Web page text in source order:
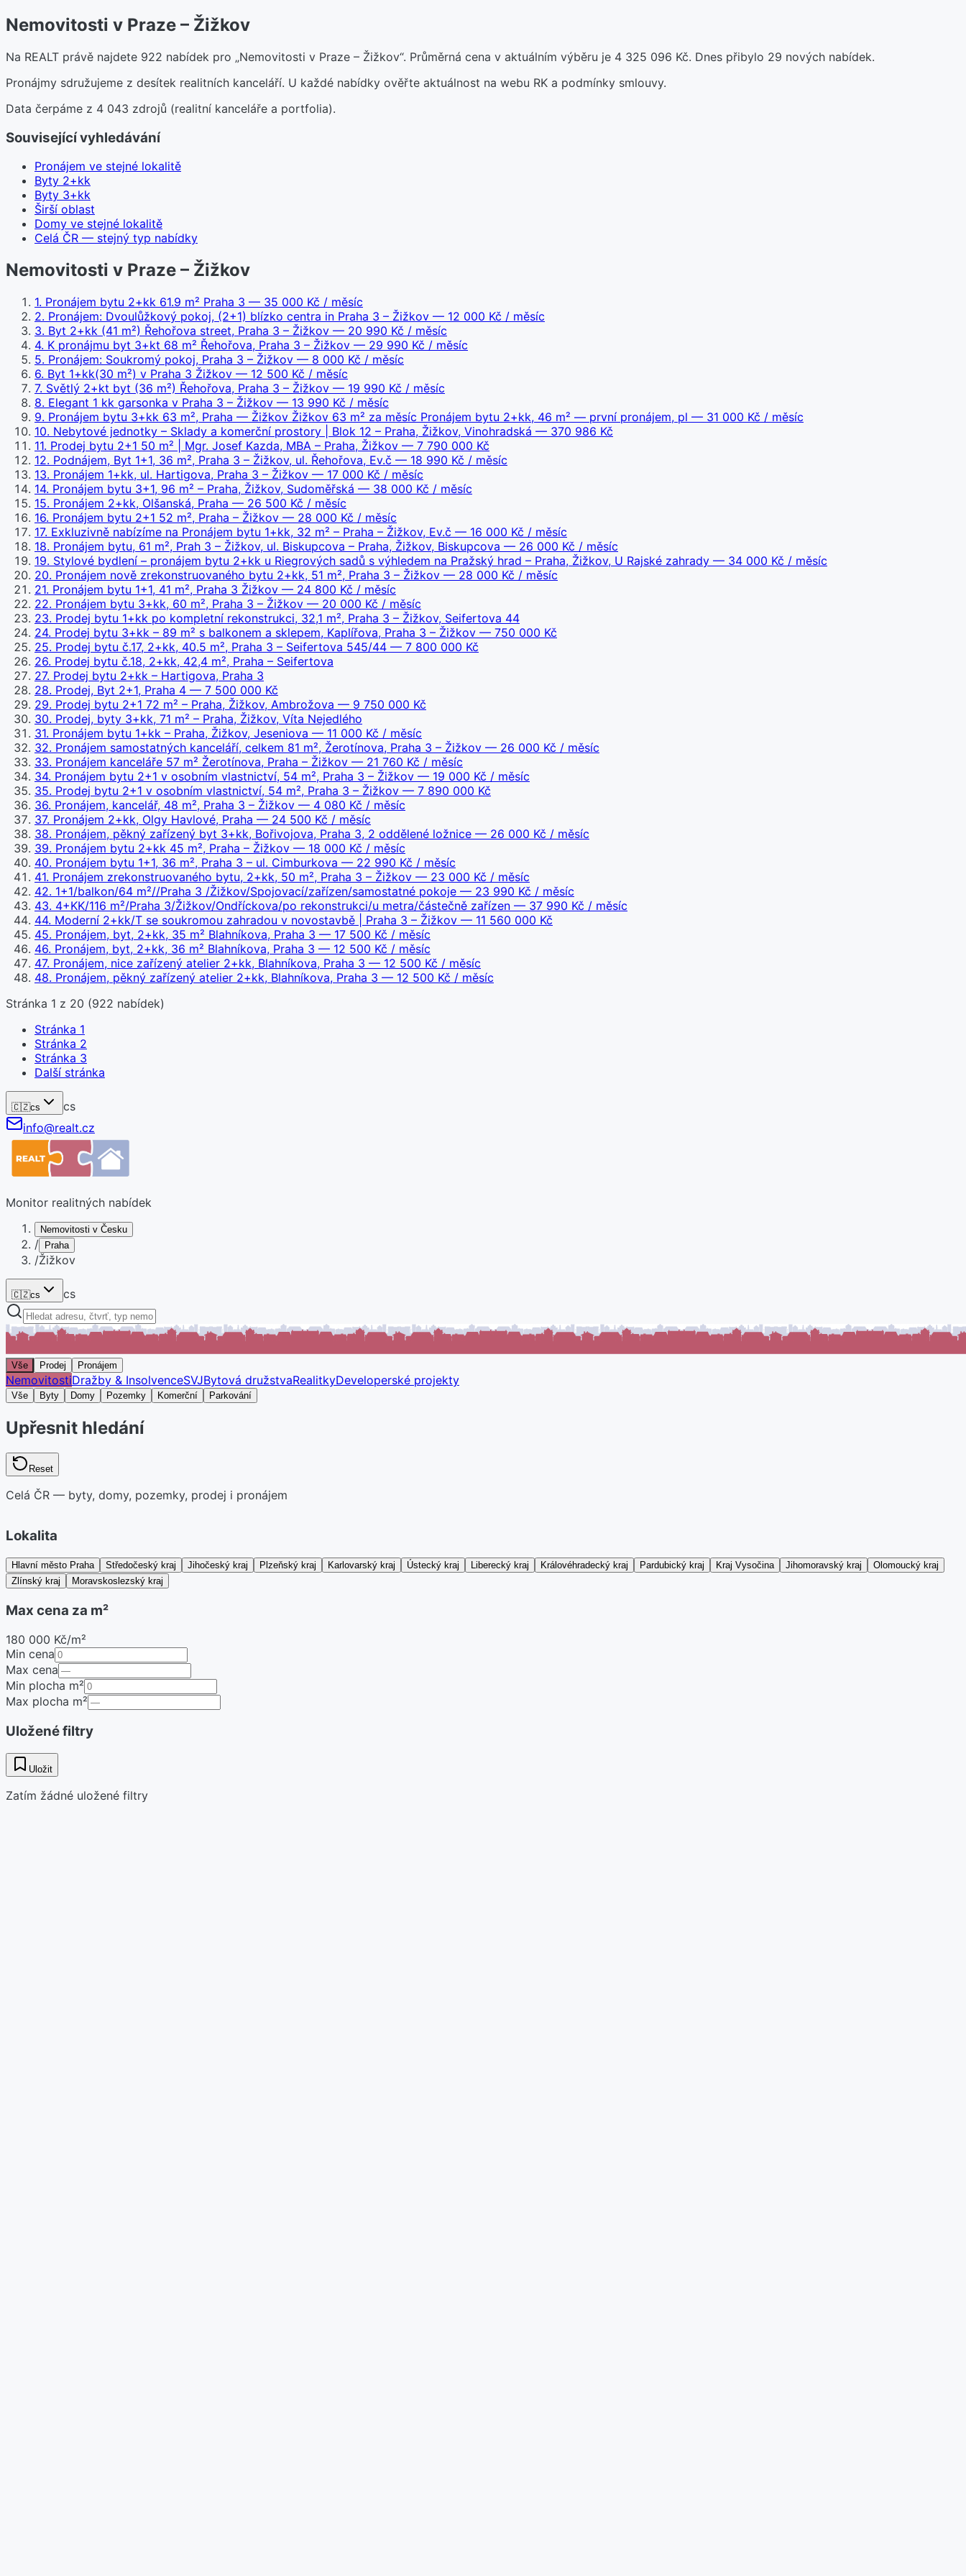
Nemovitosti v Praze – Žižkov
Na REALT právě najdete 922 nabídek pro „Nemovitosti v Praze – Žižkov“. Průměrná cena v aktuálním výběru je 4 325 096 Kč. Dnes přibylo 29 nových nabídek.
Pronájmy sdružujeme z desítek realitních kanceláří. U každé nabídky ověřte aktuálnost na webu RK a podmínky smlouvy.
Data čerpáme z 4 043 zdrojů (realitní kanceláře a portfolia).
Související vyhledávání
Pronájem ve stejné lokalitě
Byty 2+kk
Byty 3+kk
Širší oblast
Domy ve stejné lokalitě
Celá ČR — stejný typ nabídky
Nemovitosti v Praze – Žižkov
1. Pronájem bytu 2+kk 61.9 m² Praha 3 — 35 000 Kč / měsíc
2. Pronájem: Dvoulůžkový pokoj, (2+1) blízko centra in Praha 3 – Žižkov — 12 000 Kč / měsíc
3. Byt 2+kk (41 m²) Řehořova street, Praha 3 – Žižkov — 20 990 Kč / měsíc
4. K pronájmu byt 3+kt 68 m² Řehořova, Praha 3 – Žižkov — 29 990 Kč / měsíc
5. Pronájem: Soukromý pokoj, Praha 3 – Žižkov — 8 000 Kč / měsíc
6. Byt 1+kk(30 m²) v Praha 3 Žižkov — 12 500 Kč / měsíc
7. Světlý 2+kt byt (36 m²) Řehořova, Praha 3 – Žižkov — 19 990 Kč / měsíc
8. Elegant 1 kk garsonka v Praha 3 – Žižkov — 13 990 Kč / měsíc
9. Pronájem bytu 3+kk 63 m², Praha — Žižkov Žižkov 63 m² za měsíc Pronájem bytu 2+kk, 46 m² — první pronájem, pl — 31 000 Kč / měsíc
10. Nebytové jednotky – Sklady a komerční prostory | Blok 12 – Praha, Žižkov, Vinohradská — 370 986 Kč
11. Prodej bytu 2+1 50 m² | Mgr. Josef Kazda, MBA – Praha, Žižkov — 7 790 000 Kč
12. Podnájem, Byt 1+1, 36 m², Praha 3 – Žižkov, ul. Řehořova, Ev.č — 18 990 Kč / měsíc
13. Pronájem 1+kk, ul. Hartigova, Praha 3 – Žižkov — 17 000 Kč / měsíc
14. Pronájem bytu 3+1, 96 m² – Praha, Žižkov, Sudoměřská — 38 000 Kč / měsíc
15. Pronájem 2+kk, Olšanská, Praha — 26 500 Kč / měsíc
16. Pronájem bytu 2+1 52 m², Praha – Žižkov — 28 000 Kč / měsíc
17. Exkluzivně nabízíme na Pronájem bytu 1+kk, 32 m² – Praha – Žižkov, Ev.č — 16 000 Kč / měsíc
18. Pronájem bytu, 61 m², Prah 3 – Žižkov, ul. Biskupcova – Praha, Žižkov, Biskupcova — 26 000 Kč / měsíc
19. Stylové bydlení – pronájem bytu 2+kk u Riegrových sadů s výhledem na Pražský hrad – Praha, Žižkov, U Rajské zahrady — 34 000 Kč / měsíc
20. Pronájem nově zrekonstruovaného bytu 2+kk, 51 m², Praha 3 – Žižkov — 28 000 Kč / měsíc
21. Pronájem bytu 1+1, 41 m², Praha 3 Žižkov — 24 800 Kč / měsíc
22. Pronájem bytu 3+kk, 60 m², Praha 3 – Žižkov — 20 000 Kč / měsíc
23. Prodej bytu 1+kk po kompletní rekonstrukci, 32,1 m², Praha 3 – Žižkov, Seifertova 44
24. Prodej bytu 3+kk – 89 m² s balkonem a sklepem, Kaplířova, Praha 3 – Žižkov — 750 000 Kč
25. Prodej bytu č.17, 2+kk, 40.5 m², Praha 3 – Seifertova 545/44 — 7 800 000 Kč
26. Prodej bytu č.18, 2+kk, 42,4 m², Praha – Seifertova
27. Prodej bytu 2+kk – Hartigova, Praha 3
28. Prodej, Byt 2+1, Praha 4 — 7 500 000 Kč
29. Prodej bytu 2+1 72 m² – Praha, Žižkov, Ambrožova — 9 750 000 Kč
30. Prodej, byty 3+kk, 71 m² – Praha, Žižkov, Víta Nejedlého
31. Pronájem bytu 1+kk – Praha, Žižkov, Jeseniova — 11 000 Kč / měsíc
32. Pronájem samostatných kanceláří, celkem 81 m², Žerotínova, Praha 3 – Žižkov — 26 000 Kč / měsíc
33. Pronájem kanceláře 57 m² Žerotínova, Praha – Žižkov — 21 760 Kč / měsíc
34. Pronájem bytu 2+1 v osobním vlastnictví, 54 m², Praha 3 – Žižkov — 19 000 Kč / měsíc
35. Prodej bytu 2+1 v osobním vlastnictví, 54 m², Praha 3 – Žižkov — 7 890 000 Kč
36. Pronájem, kancelář, 48 m², Praha 3 – Žižkov — 4 080 Kč / měsíc
37. Pronájem 2+kk, Olgy Havlové, Praha — 24 500 Kč / měsíc
38. Pronájem, pěkný zařízený byt 3+kk, Bořivojova, Praha 3, 2 oddělené ložnice — 26 000 Kč / měsíc
39. Pronájem bytu 2+kk 45 m², Praha – Žižkov — 18 000 Kč / měsíc
40. Pronájem bytu 1+1, 36 m², Praha 3 – ul. Cimburkova — 22 990 Kč / měsíc
41. Pronájem zrekonstruovaného bytu, 2+kk, 50 m², Praha 3 – Žižkov — 23 000 Kč / měsíc
42. 1+1/balkon/64 m²//Praha 3 /Žižkov/Spojovací/zařízen/samostatné pokoje — 23 990 Kč / měsíc
43. 4+KK/116 m²/Praha 3/Žižkov/Ondříckova/po rekonstrukci/u metra/částečně zařízen — 37 990 Kč / měsíc
44. Moderní 2+kk/T se soukromou zahradou v novostavbě | Praha 3 – Žižkov — 11 560 000 Kč
45. Pronájem, byt, 2+kk, 35 m² Blahníkova, Praha 3 — 17 500 Kč / měsíc
46. Pronájem, byt, 2+kk, 36 m² Blahníkova, Praha 3 — 12 500 Kč / měsíc
47. Pronájem, nice zařízený atelier 2+kk, Blahníkova, Praha 3 — 12 500 Kč / měsíc
48. Pronájem, pěkný zařízený atelier 2+kk, Blahníkova, Praha 3 — 12 500 Kč / měsíc
Stránka 1 z 20 (922 nabídek)
Stránka 1
Stránka 2
Stránka 3
Další stránka
🇨🇿cs
cs
info@realt.cz
Monitor realitných nabídek
Nemovitosti v Česku
/ Praha
/Žižkov
🇨🇿cs cs
Vše Prodej Pronájem
NemovitostiDražby & InsolvenceSVJBytová družstvaRealitkyDeveloperské projekty
Vše Byty Domy Pozemky Komerční Parkování
Upřesnit hledání
Reset
Celá ČR — byty, domy, pozemky, prodej i pronájem
Lokalita
Hlavní město Praha Středočeský kraj Jihočeský kraj Plzeňský kraj Karlovarský kraj Ústecký kraj Liberecký kraj Královéhradecký kraj Pardubický kraj Kraj Vysočina Jihomoravský kraj
Olomoucký kraj
Zlínský kraj
Moravskoslezský kraj
Max cena za m²
180 000 Kč/m²
Min cena
Max cena
Min plocha m²
Max plocha m²
Uložené filtry
Uložit
Zatím žádné uložené filtry